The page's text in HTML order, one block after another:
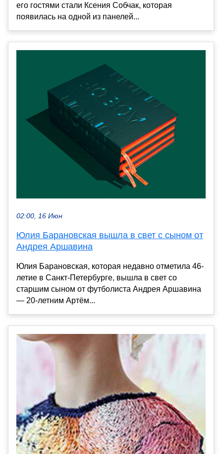
его гостями стали Ксения Собчак, которая
появилась на одной из панелей...
02:00, 16 Июн
Юлия Барановская вышла в свет с сыном от
Андрея Аршавина
Юлия Барановская, которая недавно отметила 46-
летие в Санкт-Петербурге, вышла в свет со
старшим сыном от футболиста Андрея Аршавина
— 20-летним Артём...